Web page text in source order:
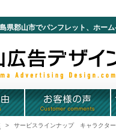
県郡山市でパンフレット、ホー
> サービスラインナップ キャラクタ